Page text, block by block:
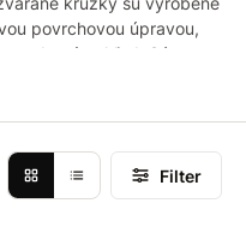
povrchovou úpravou,
moderný vzhľad. Sú
dizajnové aplikácie a
Filter